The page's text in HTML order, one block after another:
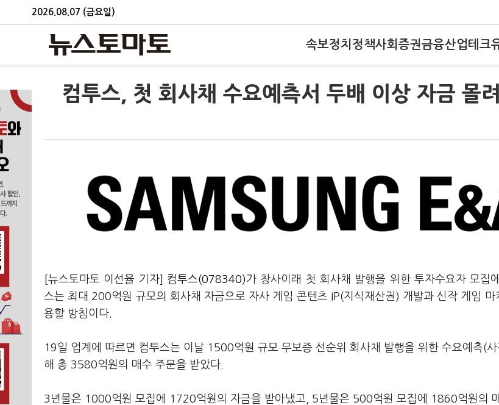
2026.08.07 (금요일)
속보정치 정책사회 증권금융산업테크
컴투스, 첫 회사채 수요예측서 두배 이상 자금 몰려
[뉴스토마토 이선율 기자] 컴투스(078340)가 창사이래 첫 회사채 발행을 위한 투자수요자 모집
스는 최대 200억원 규모의 회사채 자금으로 자사 게임 콘텐츠 IP(지식재산권) 개발과 신작 게임 마
용할 방침이다.
19일 업계에 따르면 컴투스는 이날 1500억원 규모 무보증 선순위 회사채 발행을 위한 수요예측(
해 총 3580억원의 매수 주문을 받았다.
3년물은 1000억원 모집에 1720억원의 자금을 받아냈고, 5년물은 500억원 모집에 1860억원의